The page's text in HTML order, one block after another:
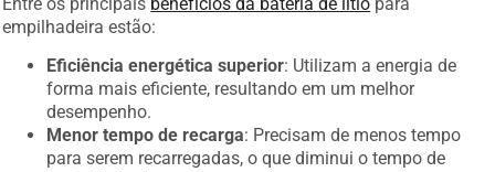
empilhadeira estão:
Eficiência energética superior: Utilizam a energia de
forma mais eficiente, resultando em um melhor
desempenho.
Menor tempo de recarga: Precisam de menos tempo
para serem recarregadas, o que diminui o tempo de